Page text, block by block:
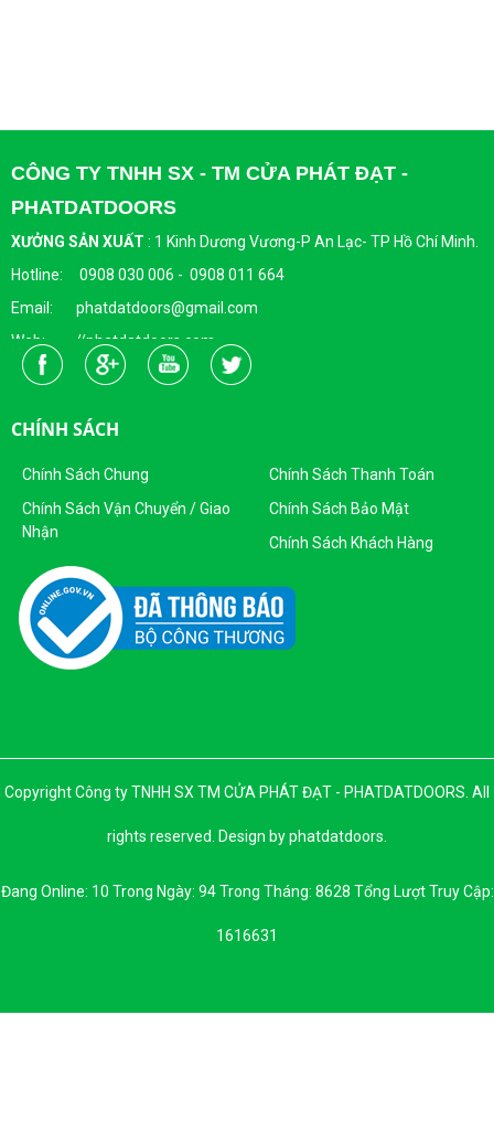
CÔNG TY TNHH SX - TM CỬA PHÁT ĐẠT -
PHATDATDOORS
XƯỞNG SẢN XUẤT : 1 Kinh Dương Vương-P An Lạc- TP Hồ Chí Minh.
Hotline: 0908 030 006 - 0908 011 664
Email: phatdatdoors@gmail.com
Web: //phatdatdoors.com
Fanpage : https://www.facebook.com/cuaphatdat
DKKD: 0313215412
Ngày Cấp: 16/04/2015
Nơi Cấp: Sở KHĐT Thành Phố Hồ Chí Minh
Sản Phẩm Của Công Ty TNHH SX - TM CỬA PHÁT ĐẠT
CHÍNH SÁCH
Chính Sách Chung
Chính Sách Thanh Toán
Chính Sách Vận Chuyển / Giao
Nhận
Chính Sách Bảo Mật
Chính Sách Khách Hàng
Copyright Công ty TNHH SX TM CỬA PHÁT ĐẠT - PHATDATDOORS. All
rights reserved. Design by phatdatdoors.
Đang Online: 10 Trong Ngày: 94 Trong Tháng: 8628 Tổng Lượt Truy Cập:
1616631